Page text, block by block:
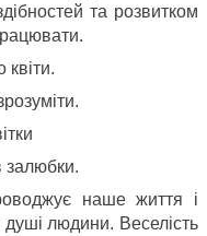
та розвитком
квіти.
залюбки.
наше жит­тя і
душі людини. Веселість